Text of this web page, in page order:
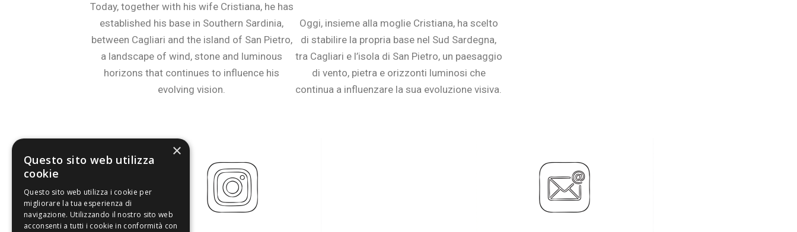
Today, together with his wife Cristiana, he has
established his base in Southern Sardinia,
between Cagliari and the island of San Pietro,
a landscape of wind, stone and luminous
horizons that continues to influence his
evolving vision.
Oggi, insieme alla moglie Cristiana, ha scelto
di stabilire la propria base nel Sud Sardegna,
tra Cagliari e l’isola di San Pietro, un paesaggio
di vento, pietra e orizzonti luminosi che
continua a influenzare la sua evoluzione visiva.
×
Questo sito web utilizza
cookie
Questo sito web utilizza i cookie per
migliorare la tua esperienza di
navigazione. Utilizzando il nostro sito web
acconsenti a tutti i cookie in conformità con